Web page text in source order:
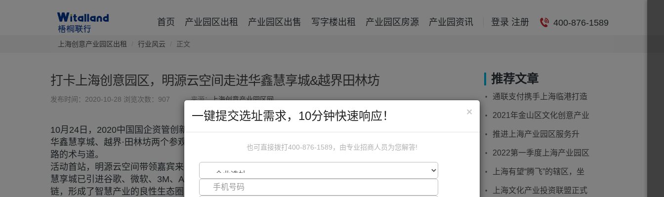
首页 产业园区出租 产业园区出售 写字楼出租 产业园区房源 产业园资讯 登录 注册 400-876-1589
上海创意产业园区出租 行业风云 正文
打卡上海创意园区，明源云空间走进华鑫慧享城&越界田林坊
发布时间：2020-10-28 浏览次数：907 来源：上海创意产业园区网
10月24日，2020中国国企资管创新峰会——走进标杆参访活动在上海开启，活动分为上下午两场，共设立
华鑫慧享城、越界·田林坊两个参观站点。50余位国企资管同仁汇聚，共探城市更新背景下存量经营改造之
路的术与道。
活动首站，明源云空间带领嘉宾来到华鑫慧享城进行交流参观。作为华鑫置业打造的智慧型产业平台，华鑫
慧享城已引进谷歌、微软、3M、ADM、岛津、雀巢等世界一流或旗舰型龙头企业落户，并结合上下游产业
链，形成了智慧产业的良性生态圈。走入园区可以了解城市智慧产业现状、新兴产业及未来科技的发展趋
推荐文章
通联支付携手上海临港打造
“智慧园区”！
2021年金山区文化创意产业
园区拟授牌名单公示！
推进上海产业园区服务升
级，引领长三角园区协同发
2022第一季度上海产业园区
市场洞察
上海有望“腾飞”的辖区，坐
拥5个产业园区
上海文化产业投资联盟正式
×
一键提交选址需求，10分钟快速响应！
也可直接拨打400-876-1589，由专业招商人员为您解答!